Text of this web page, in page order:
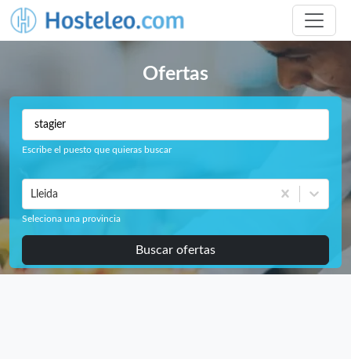
Ofertas
Escribe el puesto que quieras buscar
Lleida
Seleciona una provincia
Buscar ofertas